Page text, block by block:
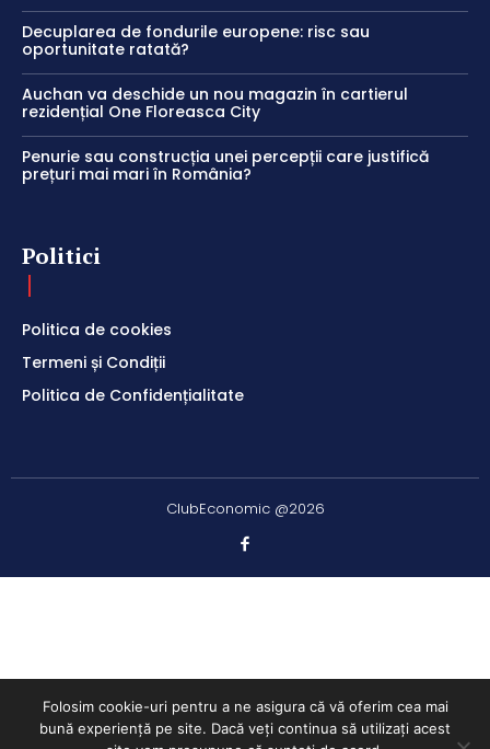
Decuplarea de fondurile europene: risc sau
oportunitate ratată?
Auchan va deschide un nou magazin în cartierul
rezidențial One Floreasca City
Penurie sau construcția unei percepții care justifică
prețuri mai mari în România?
Politici
Politica de cookies
Termeni și Condiții
Politica de Confidențialitate
ClubEconomic @2026
Folosim cookie-uri pentru a ne asigura că vă oferim cea mai
bună experiență pe site. Dacă veți continua să utilizați acest